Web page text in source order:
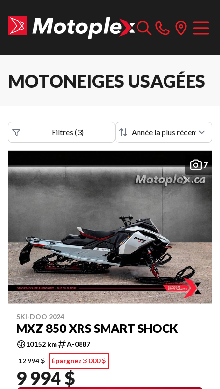
MOTONEIGES USAGÉES
Filtres (3)
7
SKI-DOO 2024
MXZ 850 XRS SMART SHOCK
10152 km
A-0887
12 994 $
Épargnez 3 000 $
9 994 $